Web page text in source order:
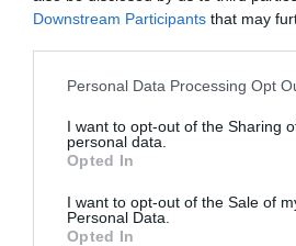
Downstream Participants that may
Personal Data Processing Opt
I want to opt-out of the Sharing
personal data.
Opted In
I want to opt-out of the Sale of
Personal Data.
Opted In